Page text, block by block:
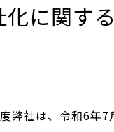
化に関す
弊社は、令和6年7